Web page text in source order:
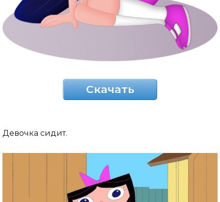
Скачать
Девочка сидит.